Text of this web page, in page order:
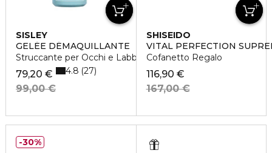
SISLEY
GELÉE DÉMAQUILLANTE
Struccante per Occhi e Labbra
79,20 €
99,00 €
4.8 27
SHISEIDO
VITAL PERFECTION
Cofanetto Regalo
116,90 €
167,00 €
30%